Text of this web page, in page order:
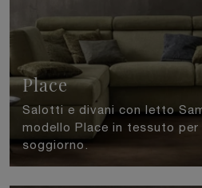
Place
Salotti e divani con letto
modello Place in tessuto per
soggiorno.